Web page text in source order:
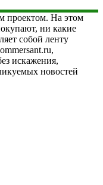
проектом. На этом
ни какие
собой ленту
искажения,
новостей